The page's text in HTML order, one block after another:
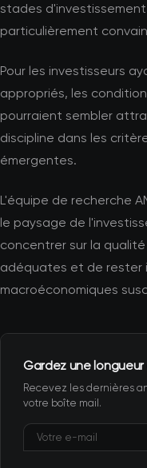
stades
particulièrement
Pour les investisseurs
appropriés, les
pourraient sembler
discipline dans les
émergentes.
L'équipe de recherche
le paysage de
concentrer sur la
adéquates et de rester
macroéconomiques
Gardez une
Recevez les dernières
votre boîte mail.